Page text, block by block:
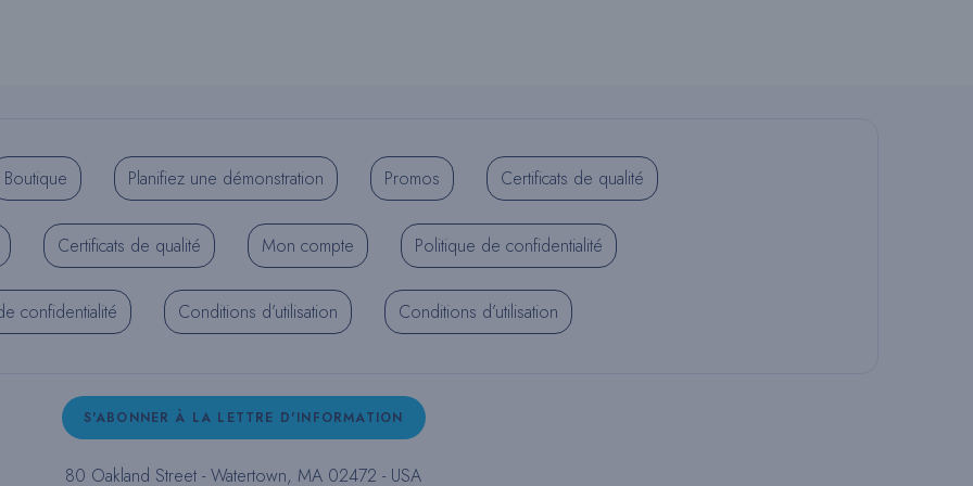
Boutique Planifiez une démonstration Promos Certificats de qualité
Certificats de qualité Mon compte Politique de confidentialité
confidentialité Conditions d’utilisation Conditions d’utilisation
S'ABONNER À LA LETTRE D'INFORMATION
80 Oakland Street - Watertown, MA 02472 - USA